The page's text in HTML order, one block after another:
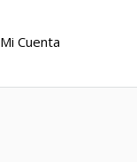
Mi Cuenta